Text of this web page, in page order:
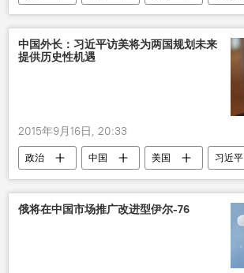
中国外长：习近平访美将为两国规划未来
提供历史性机遇
2015年9月16日, 20:33
政治 中国 美国
习近平
王毅
访问 中美关系
俄将在中国市场推广改进型伊尔-76